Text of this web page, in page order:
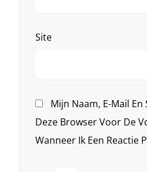
Site
Mijn Naam, E-Mail En
Deze Browser Voor De
Wanneer Ik Een Reactie